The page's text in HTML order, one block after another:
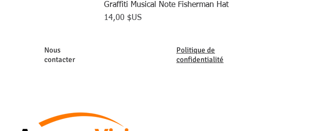
Graffiti Musical Note Fisherman Hat
Prix
14,00 $US
Nous
contacter
Politique de
confidentialité